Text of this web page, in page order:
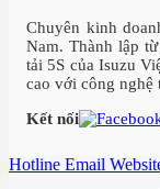
Chuyên kinh
Nam. Thành lập
tải 5S của Isuzu
cao với công nghệ
Kết nối
Hotline Email